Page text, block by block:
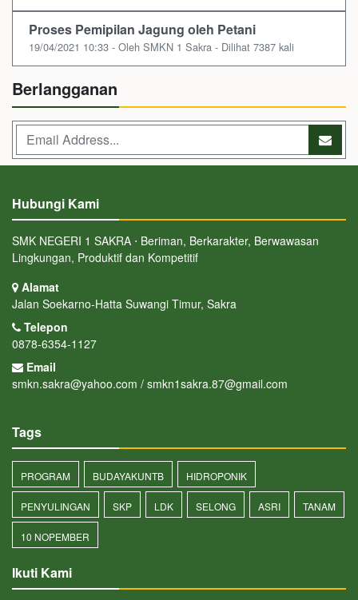
Proses Pemipilan Jagung oleh Petani
19/04/2021 10:33 - Oleh SMKN 1 Sakra - Dilihat 7387 kali
Berlangganan
Hubungi Kami
SMK NEGERI 1 SAKRA ⋅ Beriman, Berkarakter, Berwawasan
Lingkungan, Produktif dan Kompetitif
Alamat
Jalan Soekarno-Hatta Suwangi Timur, Sakra
Telepon
0878-6354-1127
Email
smkn.sakra@yahoo.com / smkn1sakra.87@gmail.com
Tags
PROGRAM BUDAYAKUNTB HIDROPONIK
PENYULINGAN SKP LDK SELONG ASRI TANAM
10 NOPEMBER
Ikuti Kami